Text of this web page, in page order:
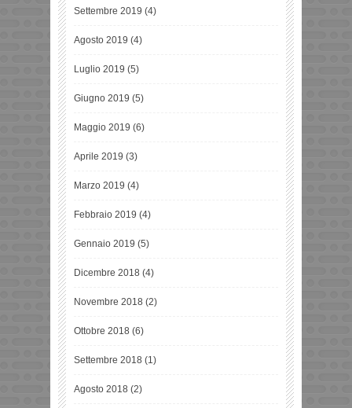
Settembre 2019 (4)
Agosto 2019 (4)
Luglio 2019 (5)
Giugno 2019 (5)
Maggio 2019 (6)
Aprile 2019 (3)
Marzo 2019 (4)
Febbraio 2019 (4)
Gennaio 2019 (5)
Dicembre 2018 (4)
Novembre 2018 (2)
Ottobre 2018 (6)
Settembre 2018 (1)
Agosto 2018 (2)